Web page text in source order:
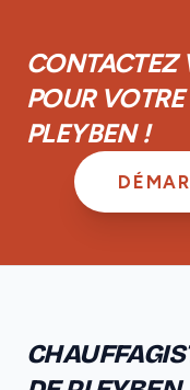
CONTACTEZ
POUR
PLEYBEN !